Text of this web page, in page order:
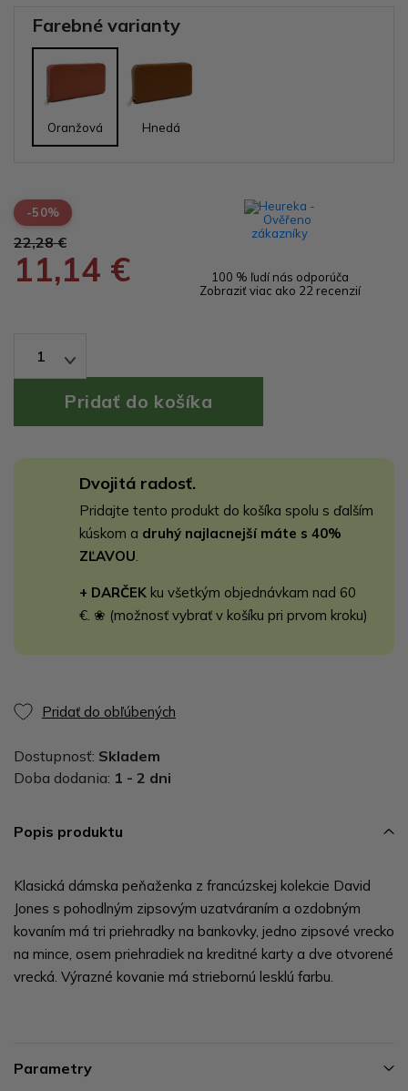
Farebné varianty
Oranžová Hnedá
-50%
22,28 €
11,14 €
100 % ľudí nás odporúča
Zobraziť viac ako 22 recenzií
1
Dvojitá radosť.
Pridajte tento produkt do košíka spolu s ďalším
kúskom a druhý najlacnejší máte s 40%
ZĽAVOU
+ DARČEK ku všetkým objednávkam nad 60
€. ❀ (možnosť vybrať v košíku pri prvom kroku)
Pridať do obľúbených
Dostupnosť: Skladem
Doba dodania: 1 - 2 dni
Popis produktu
Klasická dámska peňaženka z francúzskej kolekcie David
Jones s pohodlným zipsovým uzatváraním a ozdobným
kovaním má tri priehradky na bankovky, jedno zipsové vrecko
na mince, osem priehradiek na kreditné karty a dve otvorené
vrecká. Výrazné kovanie má striebornú lesklú farbu.
Parametry